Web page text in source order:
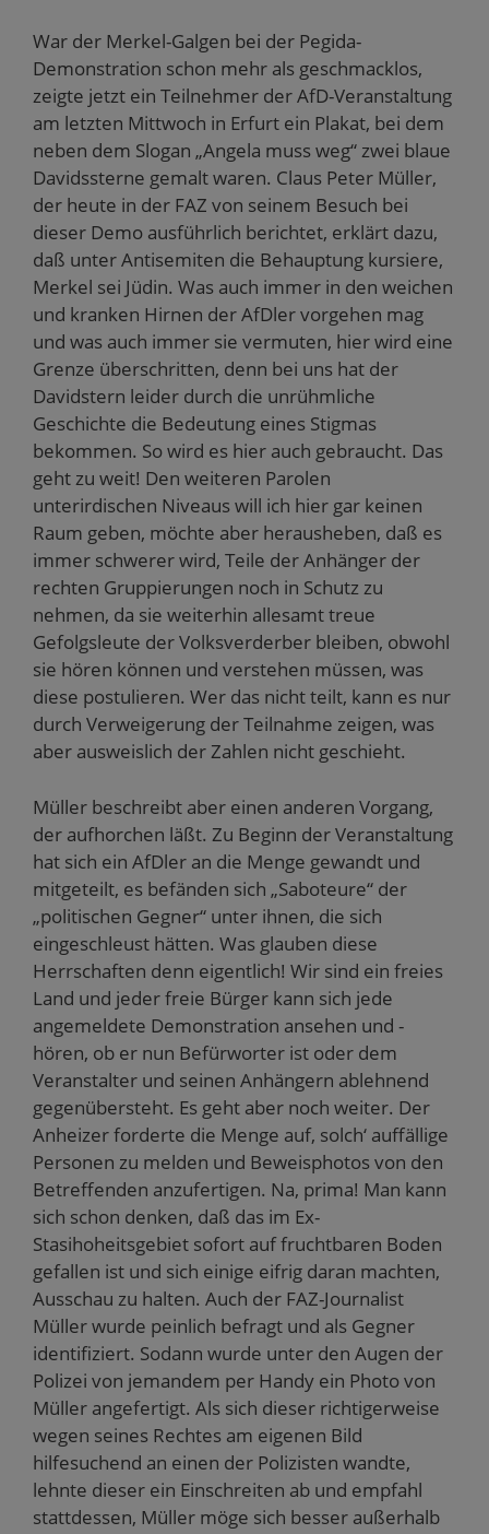
War der Merkel-Galgen bei der Pegida-
Demonstration schon mehr als geschmacklos,
zeigte jetzt ein Teilnehmer der AfD-Veranstaltung
am letzten Mittwoch in Erfurt ein Plakat, bei dem
neben dem Slogan „Angela muss weg“ zwei blaue
Davidssterne gemalt waren. Claus Peter Müller,
der heute in der FAZ von seinem Besuch bei
dieser Demo ausführlich berichtet, erklärt dazu,
daß unter Antisemiten die Behauptung kursiere,
Merkel sei Jüdin. Was auch immer in den weichen
und kranken Hirnen der AfDler vorgehen mag
und was auch immer sie vermuten, hier wird eine
Grenze überschritten, denn bei uns hat der
Davidstern leider durch die unrühmliche
Geschichte die Bedeutung eines Stigmas
bekommen. So wird es hier auch gebraucht. Das
geht zu weit! Den weiteren Parolen
unterirdischen Niveaus will ich hier gar keinen
Raum geben, möchte aber herausheben, daß es
immer schwerer wird, Teile der Anhänger der
rechten Gruppierungen noch in Schutz zu
nehmen, da sie weiterhin allesamt treue
Gefolgsleute der Volksverderber bleiben, obwohl
sie hören können und verstehen müssen, was
diese postulieren. Wer das nicht teilt, kann es nur
durch Verweigerung der Teilnahme zeigen, was
aber ausweislich der Zahlen nicht geschieht.
Müller beschreibt aber einen anderen Vorgang,
der aufhorchen läßt. Zu Beginn der Veranstaltung
hat sich ein AfDler an die Menge gewandt und
mitgeteilt, es befänden sich „Saboteure“ der
„politischen Gegner“ unter ihnen, die sich
eingeschleust hätten. Was glauben diese
Herrschaften denn eigentlich! Wir sind ein freies
Land und jeder freie Bürger kann sich jede
angemeldete Demonstration ansehen und -
hören, ob er nun Befürworter ist oder dem
Veranstalter und seinen Anhängern ablehnend
gegenübersteht. Es geht aber noch weiter. Der
Anheizer forderte die Menge auf, solch‘ auffällige
Personen zu melden und Beweisphotos von den
Betreffenden anzufertigen. Na, prima! Man kann
sich schon denken, daß das im Ex-
Stasihoheitsgebiet sofort auf fruchtbaren Boden
gefallen ist und sich einige eifrig daran machten,
Ausschau zu halten. Auch der FAZ-Journalist
Müller wurde peinlich befragt und als Gegner
identifiziert. Sodann wurde unter den Augen der
Polizei von jemandem per Handy ein Photo von
Müller angefertigt. Als sich dieser richtigerweise
wegen seines Rechtes am eigenen Bild
hilfesuchend an einen der Polizisten wandte,
lehnte dieser ein Einschreiten ab und empfahl
stattdessen, Müller möge sich besser außerhalb